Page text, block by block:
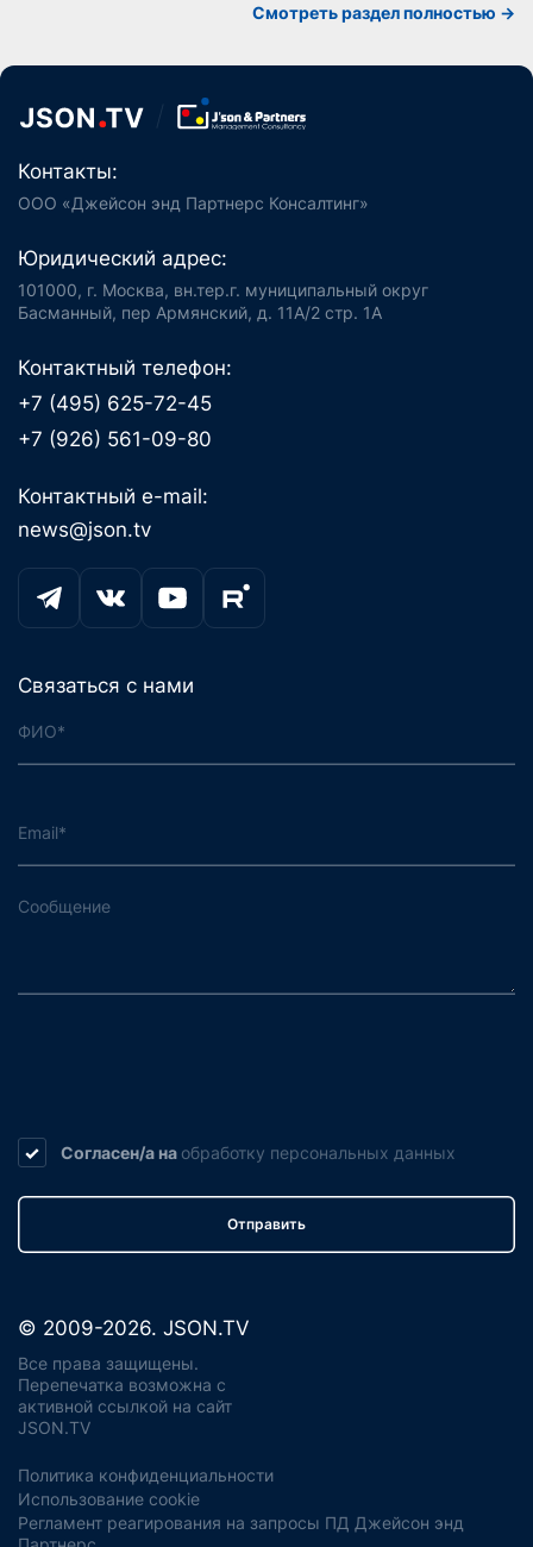
Смотреть раздел полностью ->
Контакты:
ООО «Джейсон энд Партнерс Консалтинг»
Юридический адрес:
101000, г. Москва, вн.тер.г. муниципальный округ
Басманный, пер Армянский, д. 11А/2 стр. 1А
Контактный телефон:
+7 (495) 625-72-45
+7 (926) 561-09-80
Контактный e-mail:
news@json.tv
Связаться с нами
Согласен/а на обработку персональных данных
Отправить
© 2009-2026. JSON.TV
Все права защищены.
Перепечатка возможна с
активной ссылкой на сайт
JSON.TV
Политика конфиденциальности
Использование cookie
Регламент реагирования на запросы ПД Джейсон энд